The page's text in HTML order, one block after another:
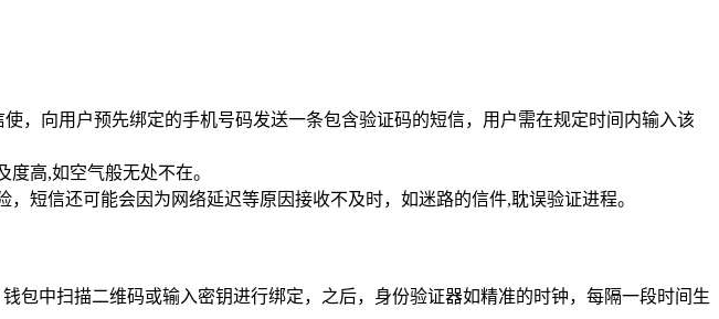
，向用户预先绑定的手机号码发送一条包含验证码的短信，用户需在规定时间内输入该
高,如空气般无处不在。
短信还可能会因为网络延迟等原因接收不及时，如迷路的信件,耽误验证进程。
包中扫描二维码或输入密钥进行绑定，之后，身份验证器如精准的时钟，每隔一段时间生